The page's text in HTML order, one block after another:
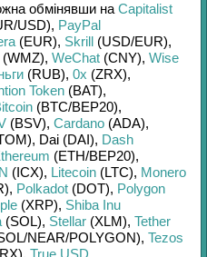
обмінявши на Capitalist
USD), PayPal
(EUR), Skrill (USD/EUR),
(WMZ), WeChat (CNY), Wise
(RUB), 0x (ZRX),
Token (BAT),
(BTC/BEP20),
(BSV), Cardano (ADA),
, Dai (DAI), Dash
(ETH/BEP20),
(ICX), Litecoin (LTC), Monero
, Polkadot (DOT), Polygon
(XRP), Shiba Inu
(SOL), Stellar (XLM), Tether
NEAR/POLYGON), Tezos
, True USD